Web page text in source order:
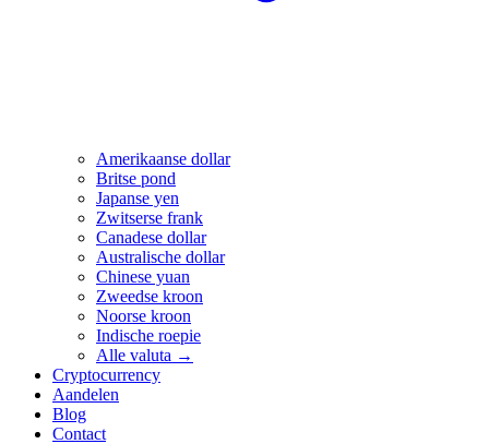
Amerikaanse dollar
Britse pond
Japanse yen
Zwitserse frank
Canadese dollar
Australische dollar
Chinese yuan
Zweedse kroon
Noorse kroon
Indische roepie
Alle valuta →
Cryptocurrency
Aandelen
Blog
Contact